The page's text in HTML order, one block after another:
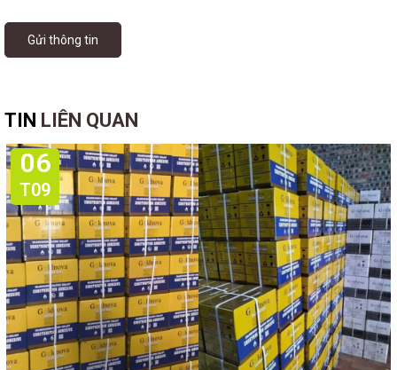
Gửi thông tin
TIN LIÊN QUAN
06
T09